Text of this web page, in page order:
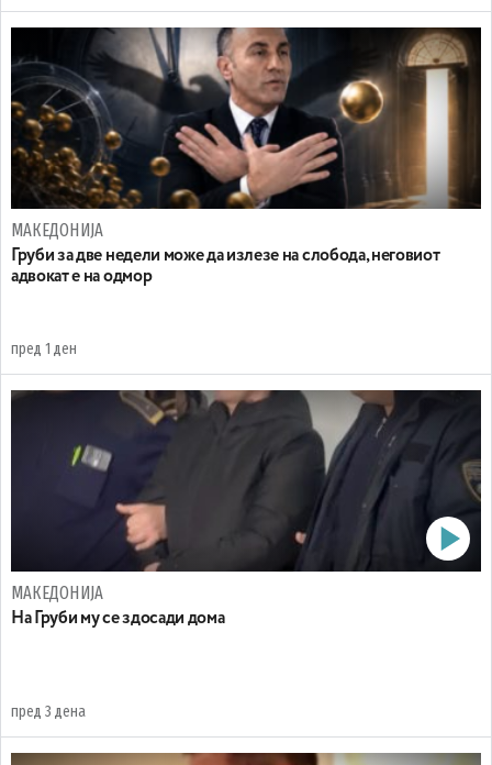
МАКЕДОНИЈА
Груби за две недели може да излезе на слобода, неговиот
адвокат е на одмор
пред 1 ден
МАКЕДОНИЈА
На Груби му се здосади дома
пред 3 дена